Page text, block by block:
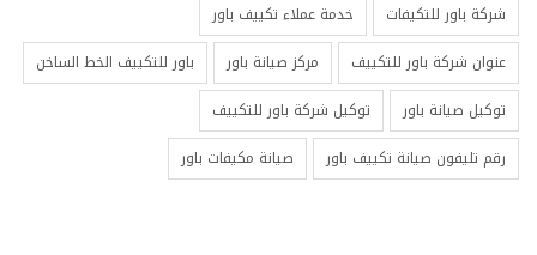
شركة باور للتكيفات
خدمة عملاء تكييف باور
عنوان شركة باور للتكييف
مركز صيانة باور
باور للتكييف الخط الساخن
توكيل صيانة باور
توكيل شركة باور للتكييف
رقم تليفون صيانة تكييف باور
صيانة مكيفات باور